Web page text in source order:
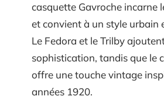
casquette Gavroche incarne
et convient à un style urbain
Le Fedora et le Trilby
sophistication, tandis que le
offre une touche vintage
années 1920.